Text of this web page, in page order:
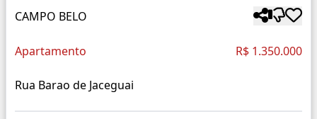
CAMPO BELO
Apartamento R$ 1.350.000
Rua Barao de Jaceguai